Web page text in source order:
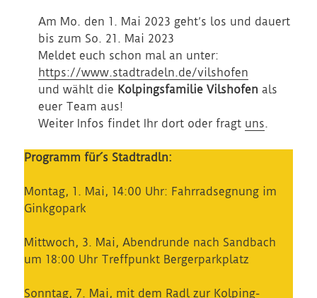
Am Mo. den 1. Mai 2023 geht’s los und dauert
bis zum So. 21. Mai 2023
Meldet euch schon mal an unter:
https://www.stadtradeln.de/vilshofen
und wählt die Kolpingsfamilie Vilshofenals
euer Team aus!
Weiter Infos findet Ihr dort oder fragt uns.
Programm für´s Stadtradln:
Montag, 1. Mai, 14:00 Uhr: Fahrradsegnung im
Ginkgopark
Mittwoch, 3. Mai, Abendrunde nach Sandbach
um 18:00 Uhr Treffpunkt Bergerparkplatz
Sonntag, 7. Mai, mit dem Radl zur Kolping-